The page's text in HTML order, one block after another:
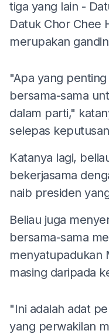
tiga yang lain -
Datuk Chor Chee
merupakan
"Apa yang
bersama-sama
dalam parti,"
selepas
Katanya lagi,
bekerjasama
naib presiden
Beliau juga
bersama-sama
menyatupadukan
masing daripada
"Ini adalah adat
yang perwakilan